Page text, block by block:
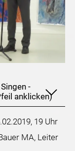
-
anklicken)
19 Uhr
MA, Leiter